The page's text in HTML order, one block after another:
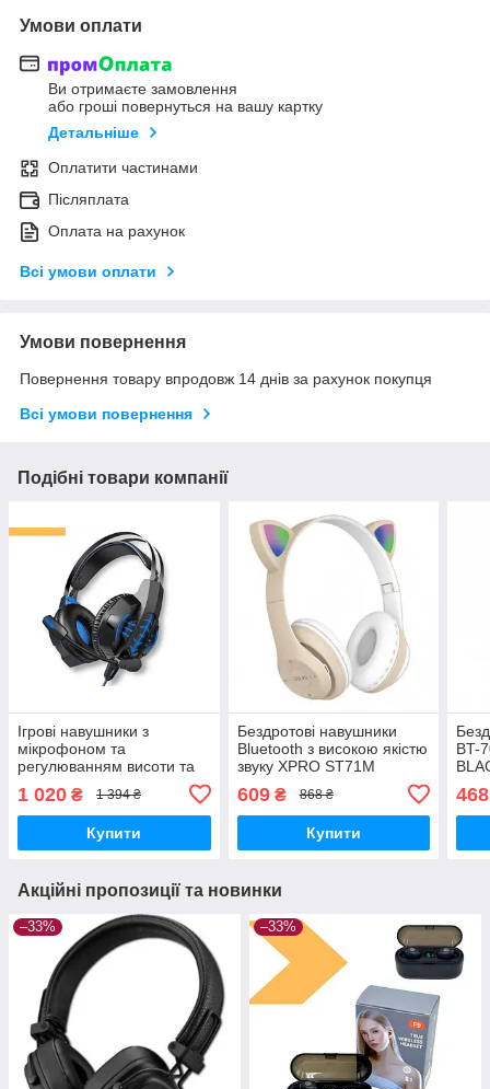
Умови оплати
Ви отримаєте замовлення
або гроші повернуться на вашу картку
Детальніше
Оплатити частинами
Післяплата
Оплата на рахунок
Всі умови оплати
Умови повернення
Повернення товару впродовж 14 днів за рахунок покупця
Всі умови повернення
Подібні товари компанії
Ігрові навушники з
мікрофоном та
регулюванням висоти та
LED RGB підсвічуванням
XPRO W102 Cool чорні
(23715-01_506)
1 020 ₴ 1 394 ₴
Купити
Бездротові навушники
Bluetooth з високою якістю
звуку XPRO ST71M
609₴ 868 ₴
Купити
BT-
468
Акційні пропозиції та новинки
–33% –33%